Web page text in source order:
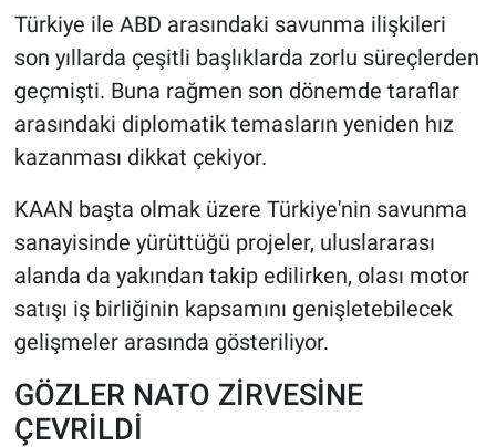
Türkiye ile ABD arasındaki savunma ilişkileri
son yıllarda çeşitli başlıklarda zorlu süreçlerden
geçmişti. Buna rağmen son dönemde taraflar
arasındaki diplomatik temasların yeniden hız
kazanması dikkat çekiyor.
KAAN başta olmak üzere Türkiye'nin savunma
sanayisinde yürüttüğü projeler, uluslararası
alanda da yakından takip edilirken, olası motor
satışı iş birliğinin kapsamını genişletebilecek
gelişmeler arasında gösteriliyor.
GÖZLER NATO ZİRVESİNE
ÇEVRİLDİ